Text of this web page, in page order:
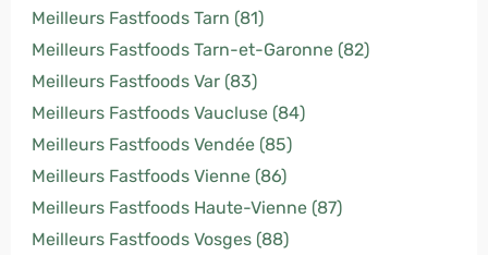
Meilleurs Fastfoods Tarn (81)
Meilleurs Fastfoods Tarn-et-Garonne (82)
Meilleurs Fastfoods Var (83)
Meilleurs Fastfoods Vaucluse (84)
Meilleurs Fastfoods Vendée (85)
Meilleurs Fastfoods Vienne (86)
Meilleurs Fastfoods Haute-Vienne (87)
Meilleurs Fastfoods Vosges (88)